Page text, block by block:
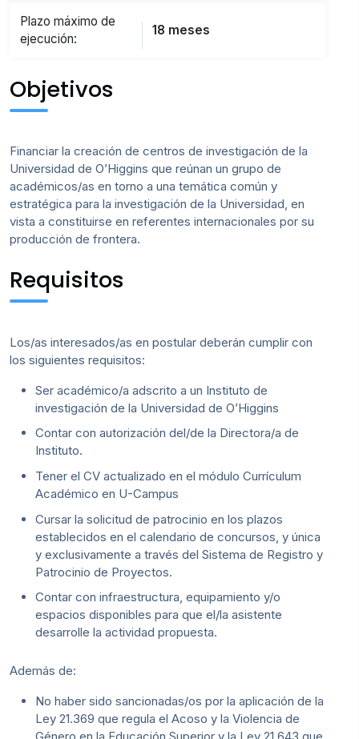
Plazo máximo de
ejecución:
18 meses
Objetivos
Financiar la creación de centros de investigación de la
Universidad de O’Higgins que reúnan un grupo de
académicos/as en torno a una temática común y
estratégica para la investigación de la Universidad, en
vista a constituirse en referentes internacionales por su
producción de frontera.
Requisitos
Los/as interesados/as en postular deberán cumplir con
los siguientes requisitos:
Ser académico/a adscrito a un Instituto de
investigación de la Universidad de O’Higgins
Contar con autorización del/de la Directora/a de
Instituto.
Tener el CV actualizado en el módulo Currículum
Académico en U-Campus
Cursar la solicitud de patrocinio en los plazos
establecidos en el calendario de concursos, y única
y exclusivamente a través del Sistema de Registro y
Patrocinio de Proyectos.
Contar con infraestructura, equipamiento y/o
espacios disponibles para que el/la asistente
desarrolle la actividad propuesta.
Además de:
No haber sido sancionadas/os por la aplicación de la
Ley 21.369 que regula el Acoso y la Violencia de